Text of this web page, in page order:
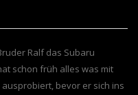
Ralf das Subaru
schon früh alles was mit
bevor er sich ins